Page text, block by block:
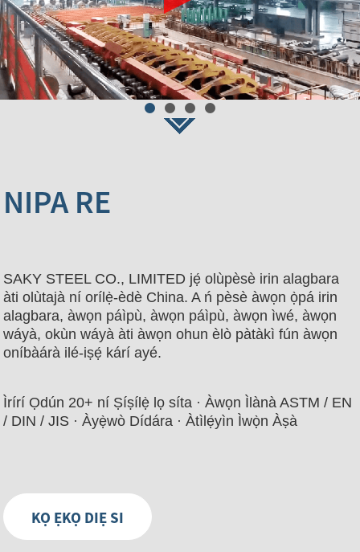
NIPA RE
SAKY STEEL CO., LIMITED jẹ́ olùpèsè irin alagbara
àti olùtajà ní orílẹ̀-èdè China. A ń pèsè àwọn ọ̀pá irin
alagbara, àwọn páìpù, àwọn páìpù, àwọn ìwé, àwọn
wáyà, okùn wáyà àti àwọn ohun èlò pàtàkì fún àwọn
oníbàárà ilé-iṣẹ́ kárí ayé.
Ìrírí Ọdún 20+ ní Ṣíṣílẹ̀ lọ síta · Àwọn Ìlànà ASTM / EN
/ DIN / JIS · Àyẹ̀wò Dídára · Àtìlẹ́yìn Ìwọ̀n Àṣà
KỌ ẸKỌ DIẸ SI